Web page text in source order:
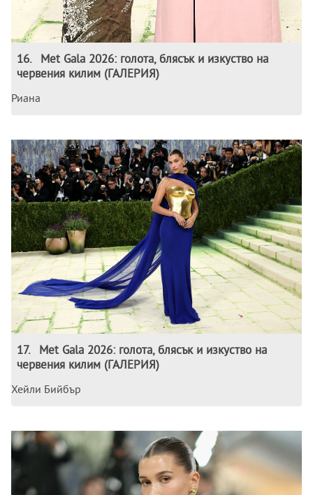
16.
Met Gala 2026: голота, блясък и изкуство на
червения килим (ГАЛЕРИЯ)
Риана
17.
Met Gala 2026: голота, блясък и изкуство на
червения килим (ГАЛЕРИЯ)
Хейли Бийбър